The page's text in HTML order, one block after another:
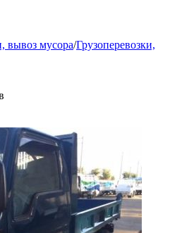
вывоз мусора/Грузоперевозки,